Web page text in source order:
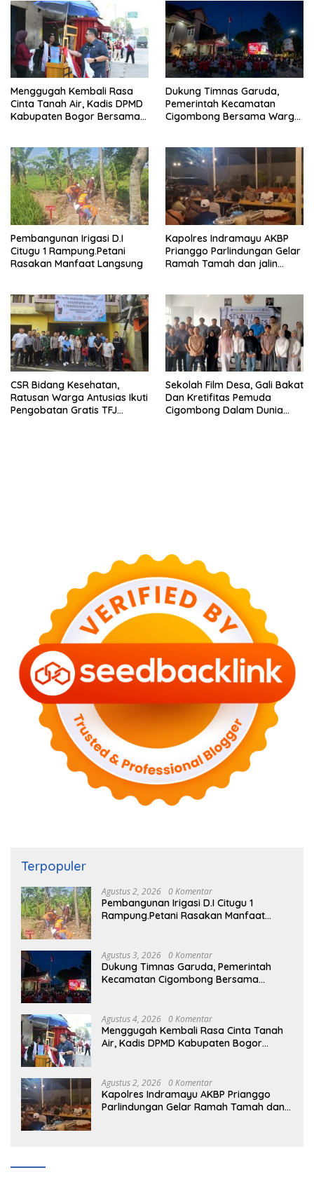
Menggugah Kembali Rasa
Cinta Tanah Air, Kadis DPMD
Kabupaten Bogor Bersama
Masyarakat Dan Pengguna
Jalan.
Dukung Timnas Garuda,
Pemerintah Kecamatan
Cigombong Bersama Warga
Pembangunan Irigasi D.I
Citugu 1 Rampung.Petani
Rasakan Manfaat Langsung
Kapolres Indramayu AKBP
Prianggo Parlindungan Gelar
Ramah Tamah dan jalin
CSR Bidang Kesehatan,
Ratusan Warga Antusias Ikuti
Pengobatan Gratis TFJ
Sekolah Film Desa, Gali Bakat
Dan Kretifitas Pemuda
Cigombong Dalam Dunia
Terpopuler
Agustus 2, 2026 0 Komentar
Pembangunan Irigasi D.I Citugu 1
Rampung.Petani Rasakan Manfaat
Agustus 3, 2026 0 Komentar
Dukung Timnas Garuda, Pemerintah
Kecamatan Cigombong Bersama
Agustus 4, 2026 0 Komentar
Menggugah Kembali Rasa Cinta Tanah
Air, Kadis DPMD Kabupaten Bogor
Masyarakat Dan Pengguna Jalan.
Agustus 2, 2026 0 Komentar
Kapolres Indramayu AKBP Prianggo
Parlindungan Gelar Ramah Tamah dan